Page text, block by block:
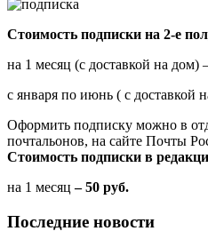
Стоимость подписки на 2-е
на 1 месяц (с доставкой на дом)
с января по июнь ( с доставкой
Оформить подписку можно в
почтальонов, на сайте Почты
Стоимость подписки в
на 1 месяц – 50 руб.
Последние новости